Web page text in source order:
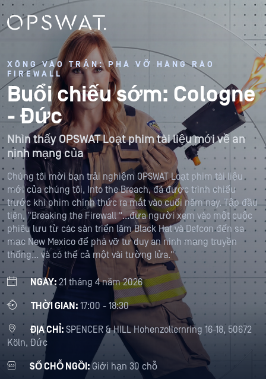
XÔNG VÀO TRẬN: PHÁ VỠ HÀNG RÀO
FIREWALL
Buổi chiếu sớm: Cologne
- Đức
Nhìn thấy OPSWAT Loạt phim tài liệu mới về an
ninh mạng của
Chúng tôi mời bạn trải nghiệm OPSWAT Loạt phim tài liệu
mới của chúng tôi, Into the Breach, đã được trình chiếu
trước khi phim chính thức ra mắt vào cuối năm nay. Tập đầu
tiên, “Breaking the Firewall "...đưa người xem vào một cuộc
phiêu lưu từ các sàn triển lãm Black Hat và Defcon đến sa
mạc New Mexico để phá vỡ tư duy an ninh mạng truyền
thống... và có thể cả một vài tường lửa."
NGÀY: 21 tháng 4 năm 2026
THỜI GIAN: 17:00 - 18:30
ĐỊA CHỈ: SPENCER & HILL Hohenzollernring 16-18, 50672
Köln, Đức
SỐ CHỖ NGỒI:Giới hạn 30 chỗ